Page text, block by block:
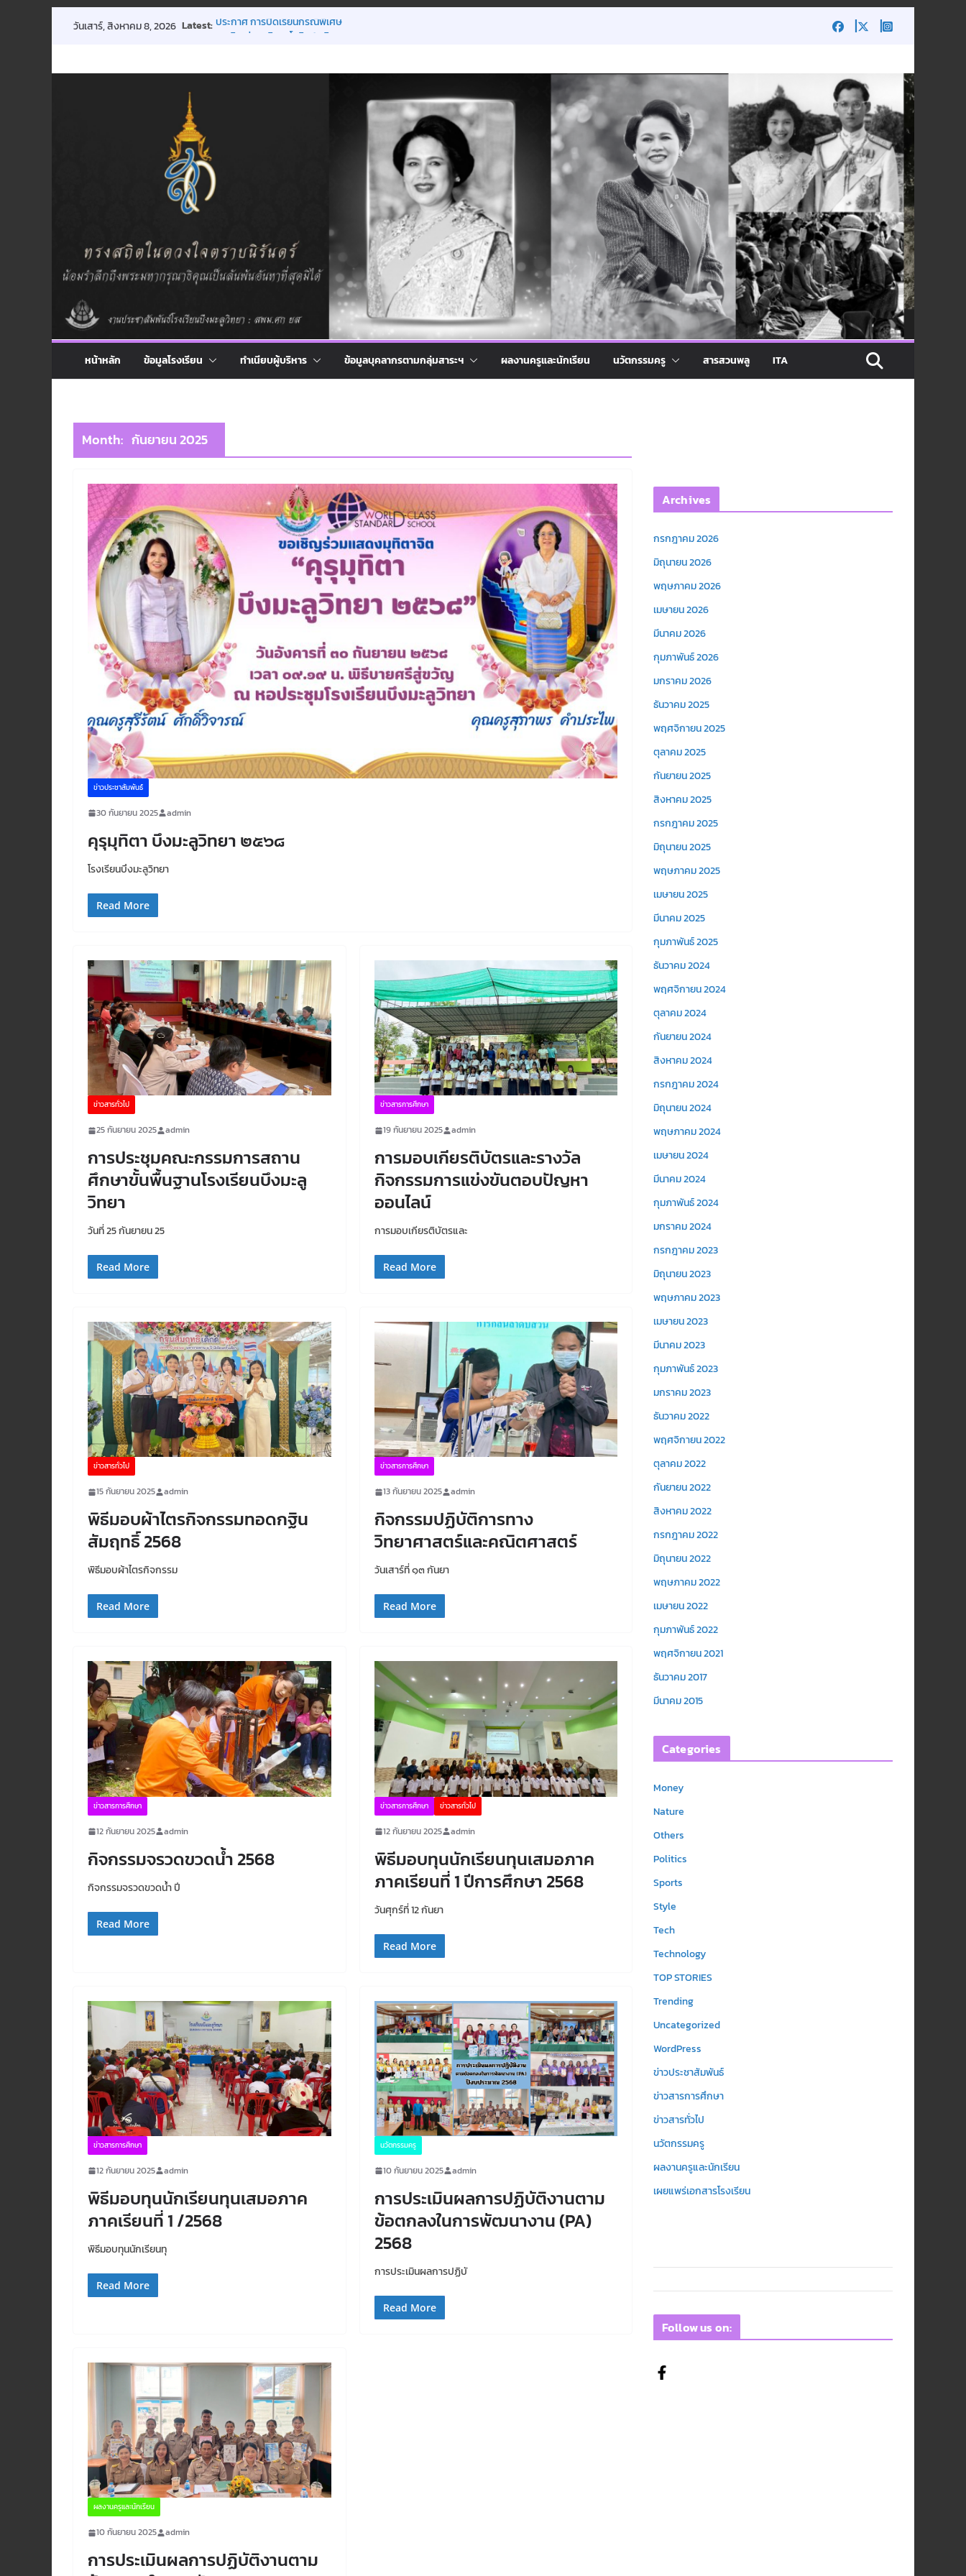
วันเสาร์, สิงหาคม 8, 2026 Latest:ประกาศ การปิดเรียนกรณีพิเศษ
หน้าหลัก ข้อมูลโรงเรียน ทำเนียบผู้บริหาร ข้อมูลบุคลากรตามกลุ่มสาระฯ ผลงานครูและนักเรียน นวัตกรรมครู สารสวนพลู ITA
Month: กันยายน 2025
ข่าวประชาสัมพันธ์
30 กันยายน 2025 admin
คุรุมุทิตา บึงมะลูวิทยา ๒๕๖๘
โรงเรียนบึงมะลูวิทยา
Read More
ข่าวสารทั่วไป
25 กันยายน 2025 admin
การประชุมคณะกรรมการสถาน
ศึกษาขั้นพื้นฐานโรงเรียนบึงมะลู
วิทยา
วันที่ 25 กันยายน 25
Read More
ข่าวสารการศึกษา
19 กันยายน 2025 admin
การมอบเกียรติบัตรและรางวัล
กิจกรรมการแข่งขันตอบปัญหา
ออนไลน์
การมอบเกียรติบัตรและ
Read More
ข่าวสารทั่วไป
15 กันยายน 2025 admin
พิธีมอบผ้าไตรกิจกรรมทอดกฐิน
สัมฤทธิ์ 2568
พิธีมอบผ้าไตรกิจกรรม
Read More
ข่าวสารการศึกษา
13 กันยายน 2025 admin
กิจกรรมปฏิบัติการทาง
วิทยาศาสตร์และคณิตศาสตร์
วันเสาร์ที่ ๑๓ กันยา
Read More
ข่าวสารการศึกษา
12 กันยายน 2025 admin
กิจกรรมจรวดขวดน้ำ 2568
กิจกรรมจรวดขวดน้ำ ปี
Read More
ข่าวสารการศึกษา ข่าวสารทั่วไป
12 กันยายน 2025 admin
พิธีมอบทุนนักเรียนทุนเสมอภาค
ภาคเรียนที่ 1 ปีการศึกษา 2568
วันศุกร์ที่ 12 กันยา
Read More
ข่าวสารการศึกษา
12 กันยายน 2025 admin
พิธีมอบทุนนักเรียนทุนเสมอภาค
ภาคเรียนที่ 1 /2568
พิธีมอบทุนนักเรียนทุ
Read More
นวัตกรรมครู
10 กันยายน 2025 admin
การประเมินผลการปฏิบัติงานตาม
ข้อตกลงในการพัฒนางาน (PA)
2568
การประเมินผลการปฏิบั
Read More
ผลงานครูและนักเรียน
10 กันยายน 2025 admin
การประเมินผลการปฏิบัติงานตาม
Archives
กรกฎาคม 2026
มิถุนายน 2026
พฤษภาคม 2026
เมษายน 2026
มีนาคม 2026
กุมภาพันธ์ 2026
มกราคม 2026
ธันวาคม 2025
พฤศจิกายน 2025
ตุลาคม 2025
กันยายน 2025
สิงหาคม 2025
กรกฎาคม 2025
มิถุนายน 2025
พฤษภาคม 2025
เมษายน 2025
มีนาคม 2025
กุมภาพันธ์ 2025
ธันวาคม 2024
พฤศจิกายน 2024
ตุลาคม 2024
กันยายน 2024
สิงหาคม 2024
กรกฎาคม 2024
มิถุนายน 2024
พฤษภาคม 2024
เมษายน 2024
มีนาคม 2024
กุมภาพันธ์ 2024
มกราคม 2024
กรกฎาคม 2023
มิถุนายน 2023
พฤษภาคม 2023
เมษายน 2023
มีนาคม 2023
กุมภาพันธ์ 2023
มกราคม 2023
ธันวาคม 2022
พฤศจิกายน 2022
ตุลาคม 2022
กันยายน 2022
สิงหาคม 2022
กรกฎาคม 2022
มิถุนายน 2022
พฤษภาคม 2022
เมษายน 2022
กุมภาพันธ์ 2022
พฤศจิกายน 2021
ธันวาคม 2017
มีนาคม 2015
Categories
Money
Nature
Others
Politics
Sports
Style
Tech
Technology
TOP STORIES
Trending
Uncategorized
WordPress
ข่าวประชาสัมพันธ์
ข่าวสารการศึกษา
ข่าวสารทั่วไป
นวัตกรรมครู
ผลงานครูและนักเรียน
เผยแพร่เอกสารโรงเรียน
Follow us on: